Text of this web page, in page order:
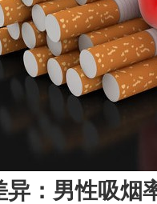
异：男性吸烟